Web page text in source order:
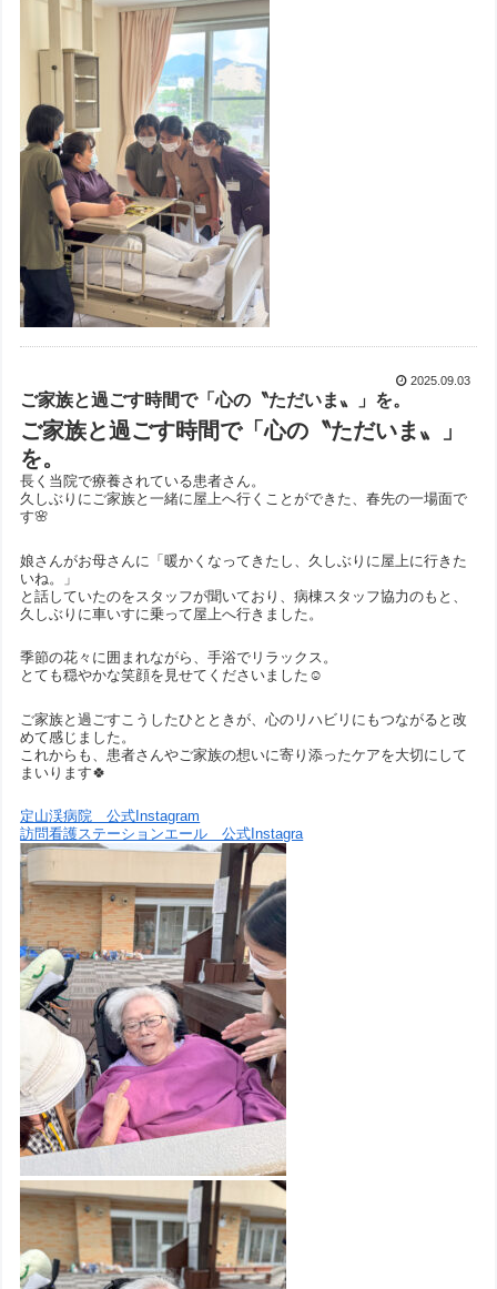
2025.09.03
ご家族と過ごす時間で「心の〝ただいま〟」を。
ご家族と過ごす時間で「心の〝ただいま〟」
を。
長く当院で療養されている患者さん。
久しぶりにご家族と一緒に屋上へ行くことができた、春先の一場面で
す🌸
娘さんがお母さんに「暖かくなってきたし、久しぶりに屋上に行きた
いね。」
と話していたのをスタッフが聞いており、病棟スタッフ協力のもと、
久しぶりに車いすに乗って屋上へ行きました。
季節の花々に囲まれながら、手浴でリラックス。
とても穏やかな笑顔を見せてくださいました☺️
ご家族と過ごすこうしたひとときが、心のリハビリにもつながると改
めて感じました。
これからも、患者さんやご家族の想いに寄り添ったケアを大切にして
まいります🍀
定山渓病院 公式Instagram
訪問看護ステーションエール 公式Instagra